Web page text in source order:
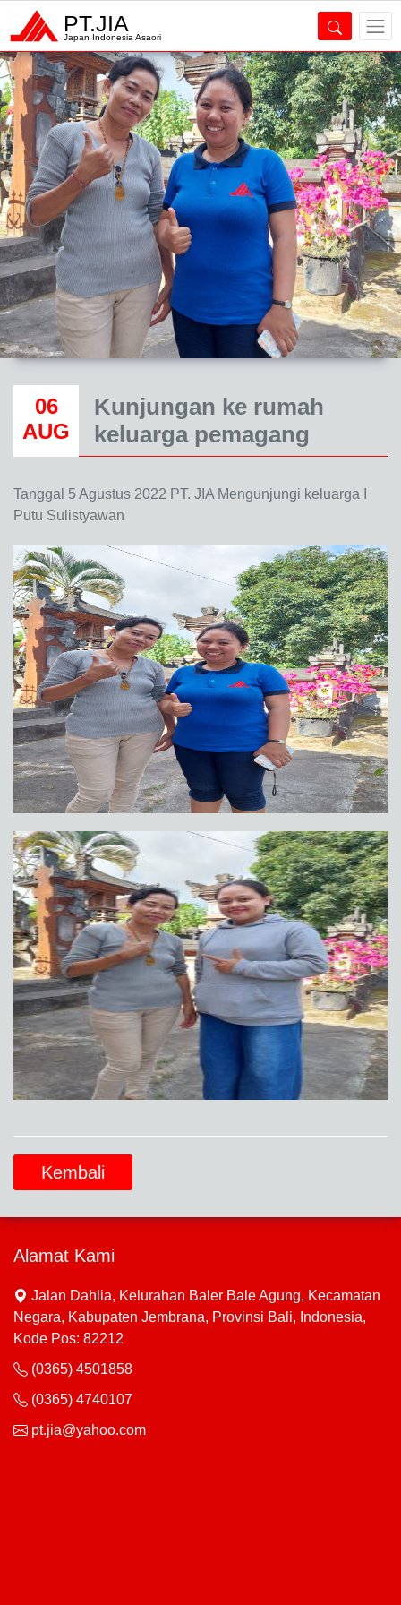
PT.JIA
Japan Indonesia Asaori
06
AUG
Kunjungan ke rumah
keluarga pemagang
Tanggal 5 Agustus 2022 PT. JIA Mengunjungi keluarga I
Putu Sulistyawan
Kembali
Alamat Kami
Jalan Dahlia, Kelurahan Baler Bale Agung, Kecamatan
Negara, Kabupaten Jembrana, Provinsi Bali, Indonesia,
Kode Pos: 82212
(0365) 4501858
(0365) 4740107
pt.jia@yahoo.com